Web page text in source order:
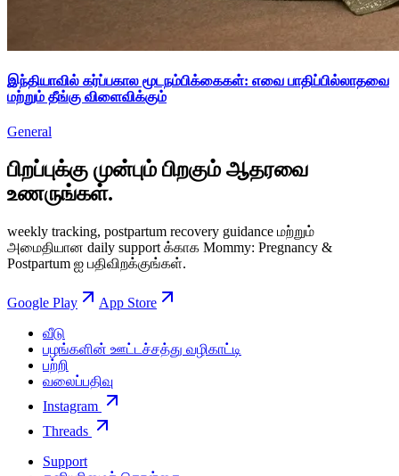
இந்தியாவில் கர்ப்பகால மூடநம்பிக்கைகள்: எவை பாதிப்பில்லாதவை
மற்றும் தீங்கு விளைவிக்கும்
General
பிறப்புக்கு முன்பும் பிறகும் ஆதரவை
உணருங்கள்.
weekly tracking, postpartum recovery guidance மற்றும்
அமைதியான daily support க்காக Mommy: Pregnancy &
Postpartum ஐ பதிவிறக்குங்கள்.
Google Play
App Store
வீடு
பழங்களின் ஊட்டச்சத்து வழிகாட்டி
பற்றி
வலைப்பதிவு
Instagram
Threads
Support